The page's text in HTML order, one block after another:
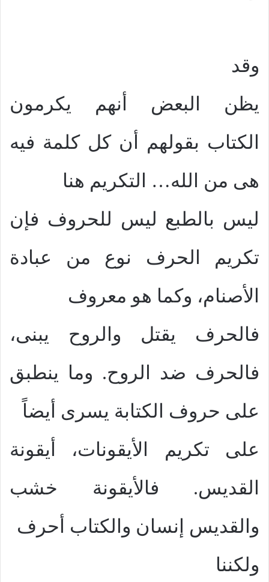
وقد
يظن البعض أنهم يكرمون
الكتاب بقولهم أن كل كلمة فيه
هى من الله… التكريم هنا
ليس بالطبع ليس للحروف فإن
تكريم الحرف نوع من عبادة
الأصنام، وكما هو معروف
فالحرف يقتل والروح يبنى،
فالحرف ضد الروح. وما ينطبق
على حروف الكتابة يسرى أيضاً
على تكريم الأيقونات، أيقونة
القديس. فالأيقونة خشب
والقديس إنسان والكتاب أحرف
ولكننا